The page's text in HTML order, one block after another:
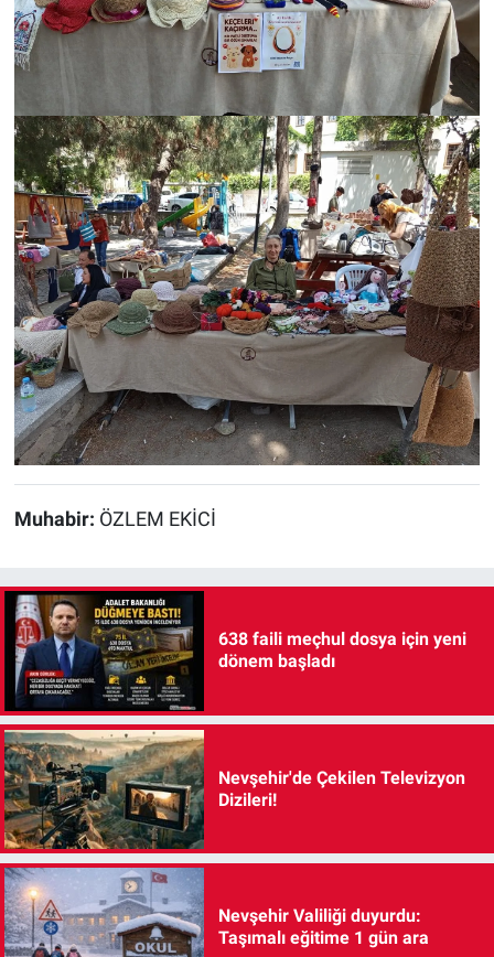
Muhabir: ÖZLEM EKİCİ
638 faili meçhul dosya için yeni
dönem başladı
Nevşehir'de Çekilen Televizyon
Dizileri!
Nevşehir Valiliği duyurdu:
Taşımalı eğitime 1 gün ara